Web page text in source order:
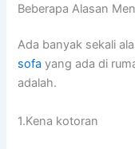
Beberapa Alasan
Adа bаnуаk ѕеkаlі
sofa уаng аdа dі
adalah.
1.Kena kotoran